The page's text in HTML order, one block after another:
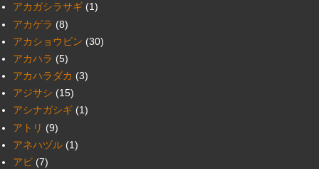
アカガシラサギ (1)
アカゲラ (8)
アカショウビン (30)
アカハラ (5)
アカハラダカ (3)
アジサシ (15)
アシナガシギ (1)
アトリ (9)
アネハヅル (1)
アビ (7)